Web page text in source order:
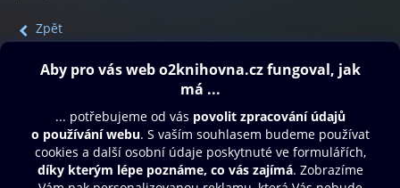
Zpět
Obsah ke stažení
Moje O2 Knihovna